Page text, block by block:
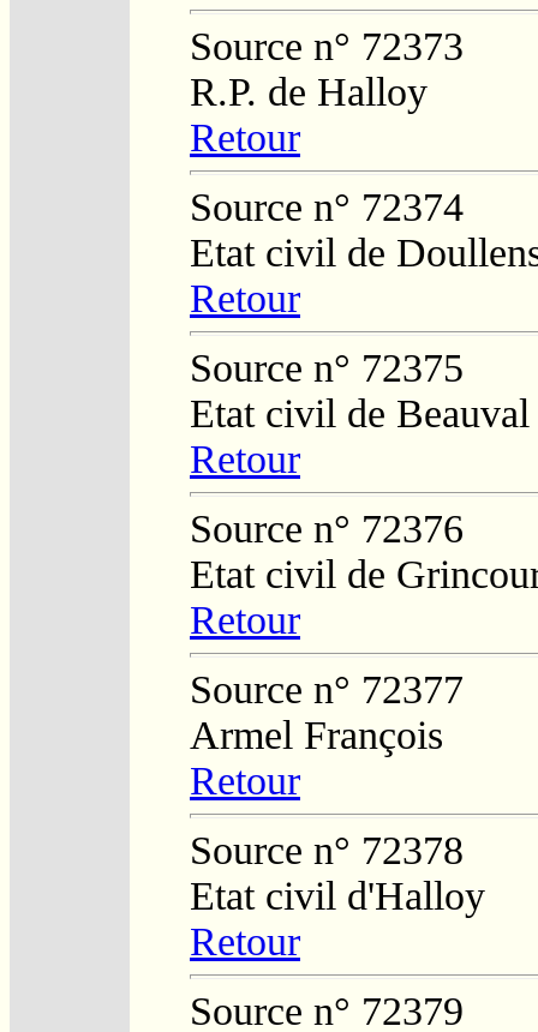
Source n° 72373
R.P. de Halloy
Retour
Source n° 72374
Etat civil de
Retour
Source n° 72375
Etat civil de Beauval
Retour
Source n° 72376
Etat civil de
Retour
Source n° 72377
Armel François
Retour
Source n° 72378
Etat civil d'Halloy
Retour
Source n° 72379